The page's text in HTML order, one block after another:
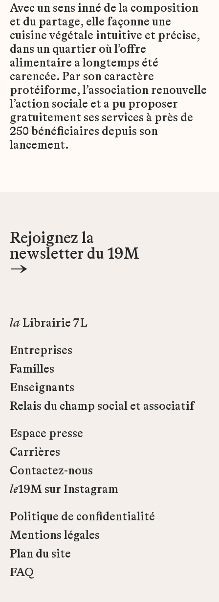
Avec un sens inné de la composition
et du partage, elle façonne une
cuisine végétale intuitive et précise,
dans un quartier où l’offre
alimentaire a longtemps été
carencée. Par son caractère
protéiforme, l’association renouvelle
l’action sociale et a pu proposer
gratuitement ses services à près de
250 bénéficiaires depuis son
lancement.
Rejoignez la
newsletter du 19M
→
la Librairie 7L
Entreprises
Familles
Enseignants
Relais du champ social et associatif
Espace presse
Carrières
Contactez-nous
le19M sur Instagram
Politique de confidentialité
Mentions légales
Plan du site
FAQ